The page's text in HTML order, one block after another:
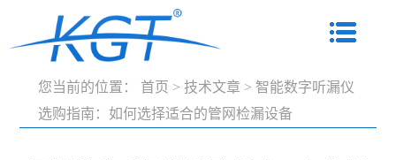
您当前的位置： 首页 > 技术文章 > 智能数字听漏仪
选购指南：如何选择适合的管网检漏设备